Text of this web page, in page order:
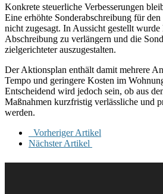
Konkrete steuerliche Verbesserungen
Eine erhöhte Sonderabschreibung für
nicht zugesagt. In Aussicht gestellt
Abschreibung zu verlängern und die
zielgerichteter auszugestalten.
Der Aktionsplan enthält damit mehrere
Tempo und geringere Kosten im
Entscheidend wird jedoch sein, ob aus
Maßnahmen kurzfristig verlässliche und
werden.
Vorheriger Artikel
Nächster Artikel